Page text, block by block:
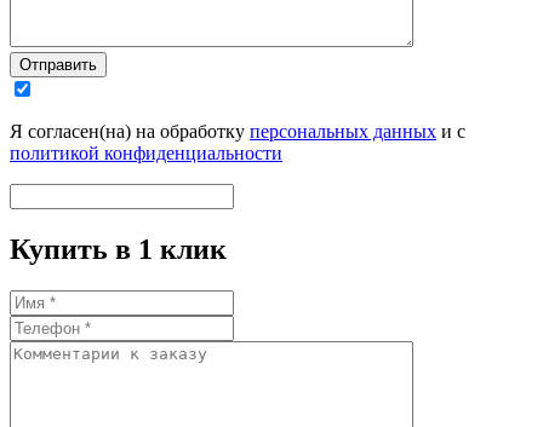
Отправить
Я согласен(на) на обработку персональных данных и с
политикой конфиденциальности
Купить в 1 клик